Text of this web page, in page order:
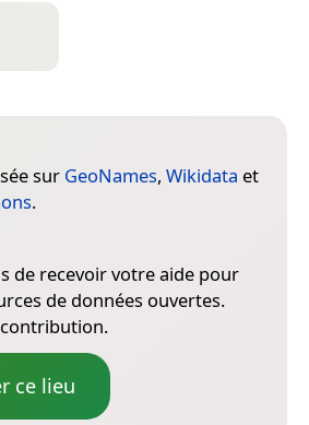
sur GeoNames, Wikidata et
.
de recevoir votre aide pour
de données ouvertes.
ce lieu